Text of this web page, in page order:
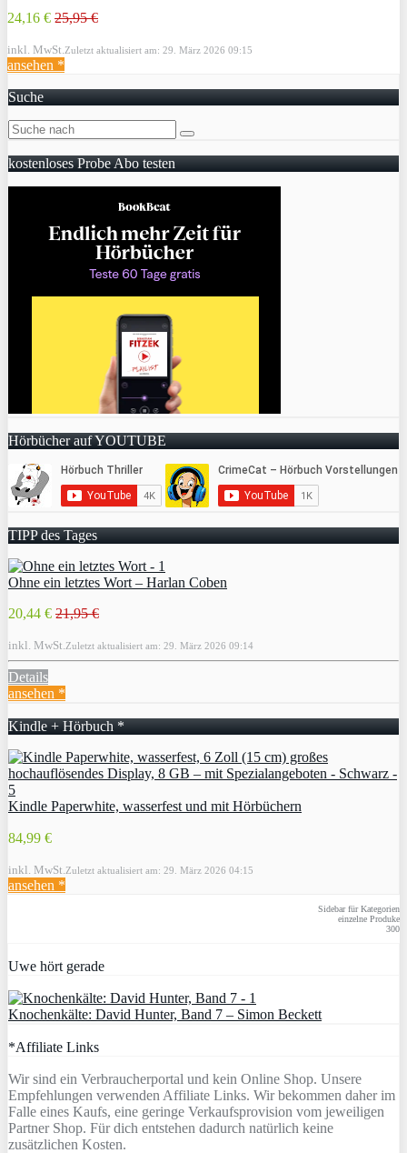
24,16 € 25,95 €
inkl. MwSt. Zuletzt aktualisiert am: 29. März 2026 09:15
ansehen *
Suche
kostenloses Probe Abo testen
Hörbücher auf YOUTUBE
TIPP des Tages
Ohne ein letztes Wort – Harlan Coben
20,44 € 21,95 €
inkl. MwSt. Zuletzt aktualisiert am: 29. März 2026 09:14
Details
ansehen *
Kindle + Hörbuch *
Kindle Paperwhite, wasserfest und mit Hörbüchern
84,99 €
inkl. MwSt. Zuletzt aktualisiert am: 29. März 2026 04:15
ansehen *
Sidebar für Kategorien
einzelne Produke
300
Uwe hört gerade
Knochenkälte: David Hunter, Band 7 – Simon Beckett
*Affiliate Links
Wir sind ein Verbraucherportal und kein Online Shop. Unsere
Empfehlungen verwenden Affiliate Links. Wir bekommen daher im
Falle eines Kaufs, eine geringe Verkaufsprovision vom jeweiligen
Partner Shop. Für dich entstehen dadurch natürlich keine
zusätzlichen Kosten.